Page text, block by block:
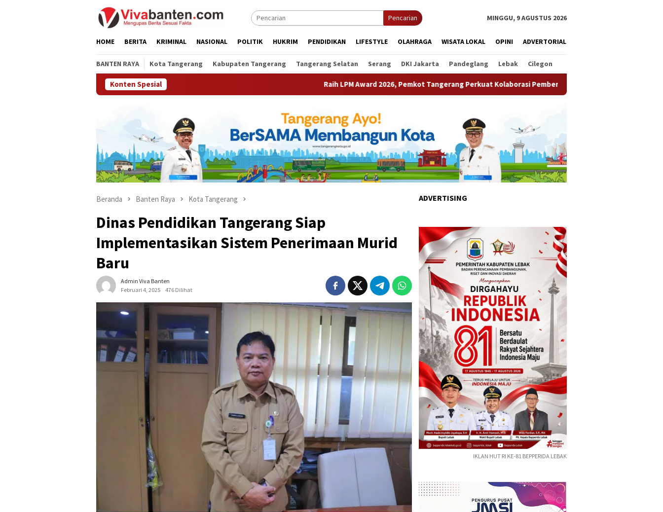
Pencarian MINGGU, 9 AGUSTUS 2026
HOME BERITA KRIMINAL NASIONAL POLITIK HUKRIM PENDIDIKAN LIFESTYLE OLAHRAGA WISATA LOKAL OPINI ADVERTORIAL
BANTEN RAYA Kota Tangerang Kabupaten Tangerang Tangerang Selatan Serang DKI Jakarta Pandeglang Lebak Cilegon
Konten Spesial Raih LPM Award 2026, Pemkot Tangerang Perkuat Kolaborasi Pemberdayaan Masyarakat
Beranda Banten Raya Kota Tangerang
Dinas Pendidikan Tangerang Siap
Implementasikan Sistem Penerimaan Murid
Baru
Admin Viva Banten
Februari 4, 2025
476 Dilihat
ADVERTISING
IKLAN HUT RI KE-81 BEPPERIDA LEBAK